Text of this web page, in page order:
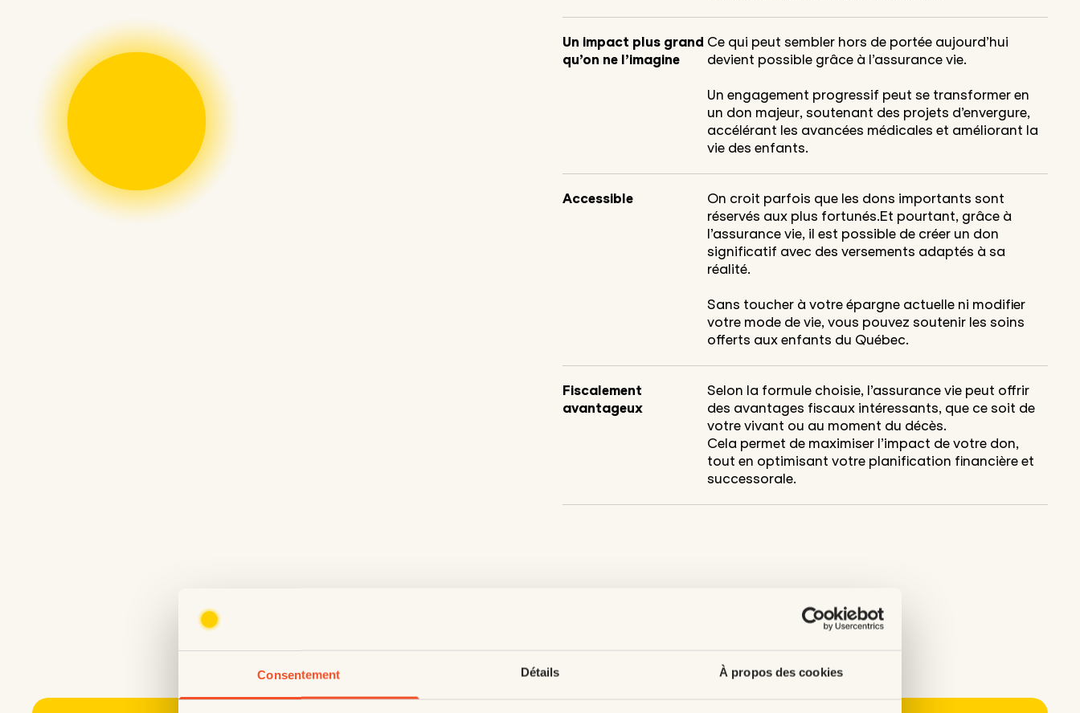
Consentement Détails À propos des cookies
Un impact plus grand
qu’on ne l’imagine
Ce qui peut sembler hors de portée aujourd’hui
devient possible grâce à l’assurance vie.
Un engagement progressif peut se transformer en
un don majeur, soutenant des projets d’envergure,
accélérant les avancées médicales et améliorant la
vie des enfants.
Accessible
On croit parfois que les dons importants sont
réservés aux plus fortunés.Et pourtant, grâce à
l’assurance vie, il est possible de créer un don
significatif avec des versements adaptés à sa
réalité.
Sans toucher à votre épargne actuelle ni modifier
votre mode de vie, vous pouvez soutenir les soins
offerts aux enfants du Québec.
Fiscalement
avantageux
Selon la formule choisie, l’assurance vie peut offrir
des avantages fiscaux intéressants, que ce soit de
votre vivant ou au moment du décès.
Cela permet de maximiser l’impact de votre don,
tout en optimisant votre planification financière et
successorale.